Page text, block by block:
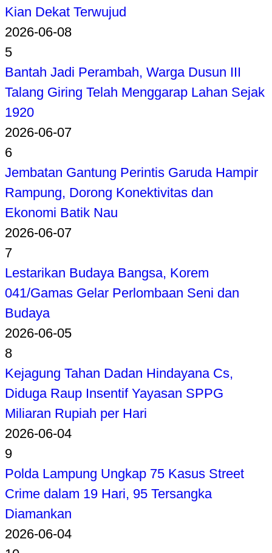
Kian Dekat Terwujud
2026-06-08
5
Bantah Jadi Perambah, Warga Dusun III
Talang Giring Telah Menggarap Lahan Sejak
1920
2026-06-07
6
Jembatan Gantung Perintis Garuda Hampir
Rampung, Dorong Konektivitas dan
Ekonomi Batik Nau
2026-06-07
7
Lestarikan Budaya Bangsa, Korem
041/Gamas Gelar Perlombaan Seni dan
Budaya
2026-06-05
8
Kejagung Tahan Dadan Hindayana Cs,
Diduga Raup Insentif Yayasan SPPG
Miliaran Rupiah per Hari
2026-06-04
9
Polda Lampung Ungkap 75 Kasus Street
Crime dalam 19 Hari, 95 Tersangka
Diamankan
2026-06-04